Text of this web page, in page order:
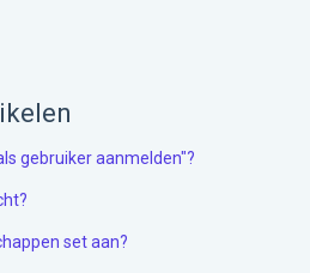
gebruiker aanmelden"?
set aan?